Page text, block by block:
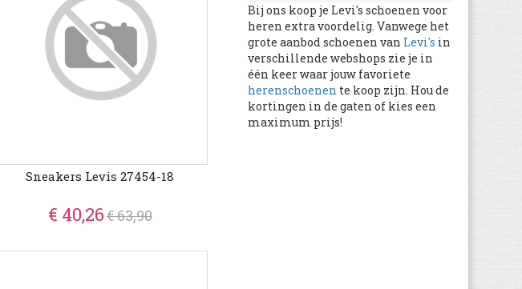
Etnies (80)
Faguo (185)
Feiyue (128)
Fila (437)
FitFlop (76)
Bij ons koop je Levi's schoenen voor
heren extra voordelig. Vanwege het
grote aanbod schoenen van Levi's in
verschillende webshops zie je in
één keer waar jouw favoriete
herenschoenen te koop zijn. Hou de
kortingen in de gaten of kies een
maximum prijs!
Sneakers Levis 27454-18
€ 40,26€ 63,90